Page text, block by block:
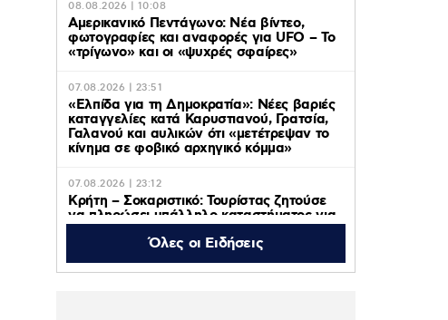
08.08.2026 | 10:08
Αμερικανικό Πεντάγωνο: Νέα βίντεο,
φωτογραφίες και αναφορές για UFO – Το
«τρίγωνο» και οι «ψυχρές σφαίρες»
07.08.2026 | 23:51
«Ελπίδα για τη Δημοκρατία»: Νέες βαριές
καταγγελίες κατά Καρυστιανού, Γρατσία,
Γαλανού και αυλικών ότι «μετέτρεψαν το
κίνημα σε φοβικό αρχηγικό κόμμα»
07.08.2026 | 23:12
Κρήτη – Σοκαριστικό: Τουρίστας ζητούσε
να πληρώσει υπάλληλο καταστήματος για
καθόταν αμέριμνο στην αυλή
Όλες οι Ειδήσεις